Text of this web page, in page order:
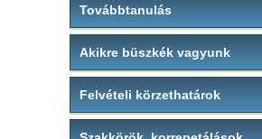
Továbbtanulás
Akikre büszkék vagyunk
Felvételi körzethatárok